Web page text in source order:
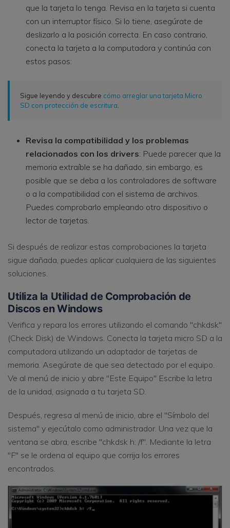
que la tarjeta lo tenga. Revisa en la tarjeta si cuenta
con un interruptor físico. Si lo tiene, asegúrate de
deslizarlo a la posición correcta. En caso contrario,
conecta la tarjeta a la computadora y continúa con
estos pasos:
Sigue leyendo y descubre cómo arreglar una tarjeta Micro
SD con protección de escritura
Revisa la compatibilidad y los problemas
relacionados con los drivers: Puede parecer que la
memoria extraíble se ha dañado, sin embargo, es
posible que se deba a los controladores de software
o a la compatibilidad con el sistema de archivos.
Puedes comprobarlo empleando otro dispositivo o
lector de tarjetas.
Si después de realizar estas comprobaciones la tarjeta
sigue dañada, puedes aplicar cualquiera de las siguientes
soluciones.
Utiliza la Utilidad de Comprobación de
Discos en Windows
Verifica y repara los errores utilizando el comando "chkdsk"
(Check Disk) de Windows. Conecta la tarjeta micro SD a la
computadora utilizando un adaptador de tarjetas de
memoria. Asegúrate de que sea detectado por el equipo.
Ve al menú de inicio y abre "Este Equipo" Escribe la letra
de la unidad, asignada a tu tarjeta SD.
Después, regresa al menú de inicio, abre el "Símbolo del
sistema" y ejecútalo como administrador. Una vez que la
ventana se abra, escribe "chkdsk h: /f". Mediante la letra
"F" se le ordena al equipo que corrija los errores
encontrados.